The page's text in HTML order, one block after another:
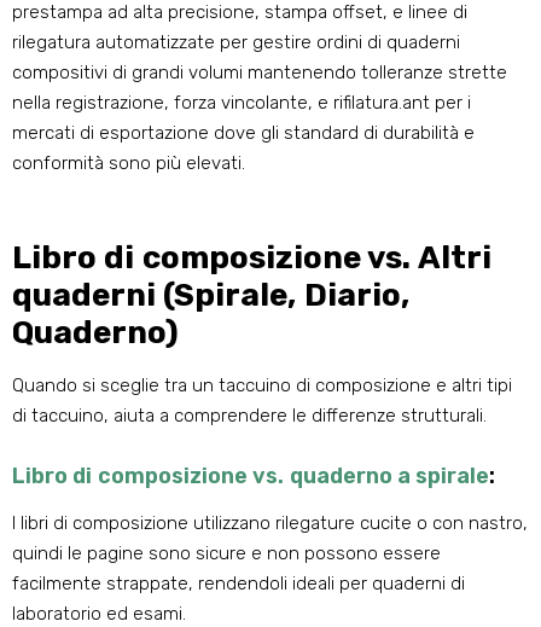
prestampa ad alta precisione, stampa offset, e linee di
rilegatura automatizzate per gestire ordini di quaderni
compositivi di grandi volumi mantenendo tolleranze strette
nella registrazione, forza vincolante, e rifilatura.​ant per i
mercati di esportazione dove gli standard di durabilità e
conformità sono più elevati.
Libro di composizione vs. Altri
quaderni (Spirale, Diario,
Quaderno)
Quando si sceglie tra un taccuino di composizione e altri tipi
di taccuino, aiuta a comprendere le differenze strutturali.
Libro di composizione vs. quaderno a spirale:
I libri di composizione utilizzano rilegature cucite o con nastro,
quindi le pagine sono sicure e non possono essere
facilmente strappate, rendendoli ideali per quaderni di
laboratorio ed esami.